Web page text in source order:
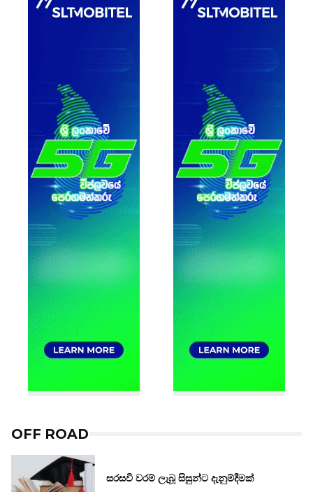
OFF ROAD
සරසවි වරම් ලැබූ සිසුන්ට දැනුම්දීමක්